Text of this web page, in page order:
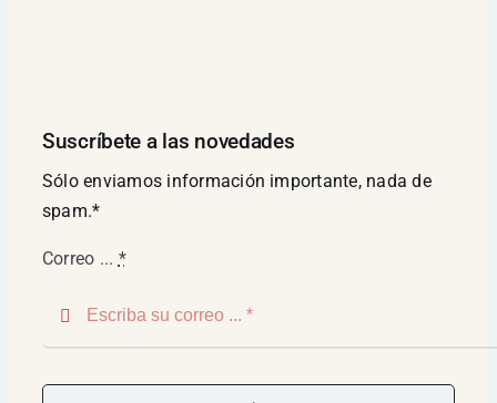
Suscríbete a las novedades
Sólo enviamos información importante, nada de
spam.*
Correo ... *